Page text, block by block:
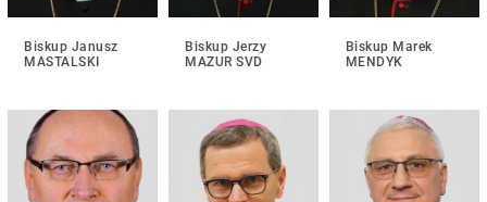
Biskup Janusz
MASTALSKI
Biskup Jerzy
MAZUR SVD
Biskup Marek
MENDYK